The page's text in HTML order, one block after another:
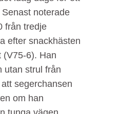
noterade
från tredje
efter snackhästen
(V75-6). Han
utan strul från
segerchansen
om han